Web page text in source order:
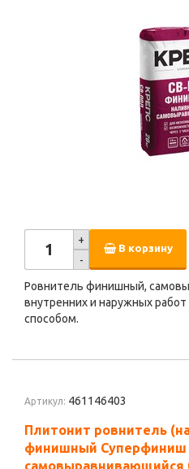
+
-
В корзину
Ровнитель финишный,
внутренних и наружных
способом.
Артикул: 461146403
Плитонит ровнитель
финишный Суперфиниш